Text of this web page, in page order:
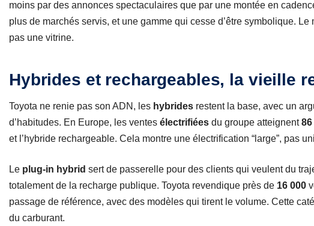
moins par des annonces spectaculaires que par une montée en
plus de marchés servis, et une gamme qui cesse d’être symbolique.
pas une vitrine.
Hybrides et rechargeables, la vieille
Toyota ne renie pas son ADN, les hybrides restent la base, avec un
d’habitudes. En Europe, les ventes électrifiées du groupe atteignent86
et l’hybride rechargeable. Cela montre une électrification “large”, pas
Le plug-in hybrid sert de passerelle pour des clients qui veulent du
totalement de la recharge publique. Toyota revendique près de 16 000
passage de référence, avec des modèles qui tirent le volume. Cette
du carburant.